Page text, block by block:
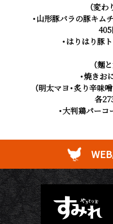
（変わ
・山形豚バラの豚キム
・はりはり豚
（麺
・焼きお
（明太マヨ・炙り辛味
各
・大判鶏パー